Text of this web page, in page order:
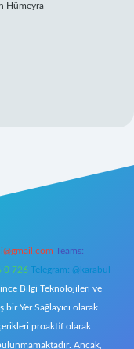
Hümeyra
Teams:
0 726 Telegram: @karabul
Bilgi Teknolojileri ve
Yer Sağlayıcı olarak
proaktif olarak
Ancak,